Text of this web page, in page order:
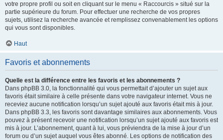
votre propre profil ou soit en cliquant sur le menu « Raccourcis » situé sur la
partie supérieure du forum. Pour effectuer une recherche de vos propres
sujets, utilisez la recherche avancée et remplissez convenablement les options
qui vous sont disponibles.
Haut
Favoris et abonnements
Quelle est la différence entre les favoris et les abonnements ?
Dans phpBB 3.0, la fonctionnalité qui vous permettait d’ajouter un sujet aux
favoris était similaire à celle présente dans votre navigateur internet. Vous ne
receviez aucune notification lorsqu’un sujet ajouté aux favoris était mis à jour.
Dans phpBB 3.3, les favoris sont davantage similaires aux abonnements. Vous
pouvez à présent recevoir une notification lorsqu’un sujet ajouté aux favoris est
mis à jour. L’abonnement, quant à lui, vous préviendra de la mise à jour d’un
forum ou d’un sujet auquel vous êtes abonné. Les options de notification des